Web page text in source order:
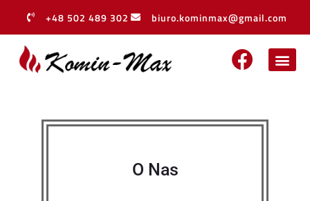
+48 502 489 302 biuro.kominmax@gmail.com
O Nas